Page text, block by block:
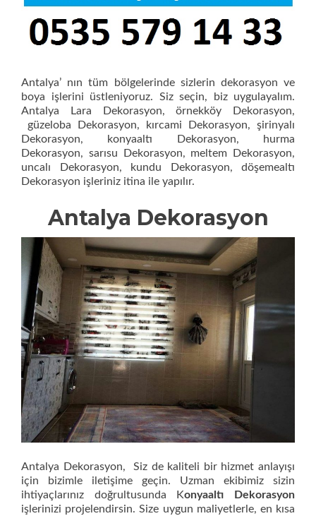
Antalya’ nın tüm bölgelerinde sizlerin dekorasyon ve
boya işlerini üstleniyoruz. Siz seçin, biz uygulayalım.
Antalya Lara Dekorasyon, örnekköy Dekorasyon,
güzeloba Dekorasyon, kırcami Dekorasyon, şirinyalı
Dekorasyon, konyaaltı Dekorasyon, hurma
Dekorasyon, sarısu Dekorasyon, meltem Dekorasyon,
uncalı Dekorasyon, kundu Dekorasyon, döşemealtı
Dekorasyon işleriniz itina ile yapılır.
Antalya Dekorasyon
Antalya Dekorasyon, Siz de kaliteli bir hizmet anlayışı
için bizimle iletişime geçin. Uzman ekibimiz sizin
ihtiyaçlarınız doğrultusunda Konyaaltı Dekorasyon
işlerinizi projelendirsin. Size uygun maliyetlerle, en kısa